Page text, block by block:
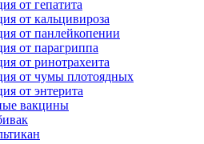
от гепатита
от кальцивироза
от панлейкопении
от парагриппа
от ринотрахеита
от чумы плотоядных
от энтерита
вакцины